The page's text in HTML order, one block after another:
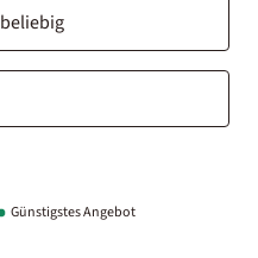
Günstigstes Angebot